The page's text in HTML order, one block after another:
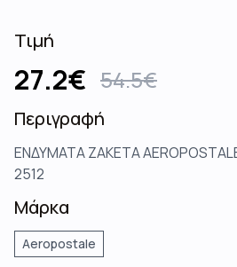
Τιμή
27.2€ 54.5€
Περιγραφή
ΕΝΔΥΜΑΤΑ ZAKETA
2512
Μάρκα
Aeropostale